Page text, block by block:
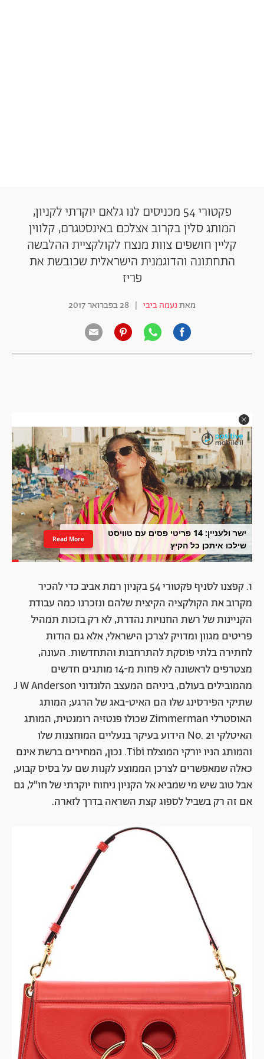
פקטורי 54 מכניסים לנו גלאם יוקרתי לקניון,
המותג סלין בקרוב אצלכם באינסטגרם, קלווין
קליין חושפים צוות מנצח לקולקציית ההלבשה
התחתונה והדוגמנית הישראלית שכובשת את
פריז
מאתנעמה ביבי | 28 בפברואר 2017
ישר ולעניין: 14 פריטי פסים עם טוויסט
שילכו איתכן כל הקיץ
Read More
1. קפצנו לסניף פקטורי 54 בקניון רמת אביב כדי להכיר
מקרוב את הקולקציה הקיצית שלהם ונזכרנו כמה עבודת
הקניינות של רשת החנויות נהדרת, לא רק בזכות תמהיל
פריטים מגוון ומדויק לצרכן הישראלי, אלא גם הודות
לחתירה בלתי פוסקת להתרחבות והתחדשות. העונה,
מצטרפים לראשונה לא פחות מ-14 מותגים חדשים
מהמובילים בעולם, ביניהם המעצב הלונדוני J W Anderson
שתיקי הפירסינג שלו הם האיט-באג של הרגע; המותג
האוסטרלי Zimmerman שכולו פנטזיה רומנטית, המותג
האיטלקי No. 21 הידוע בעיקר בנעליים המוחצנות שלו
והמותג הניו יורקי המוצלח Tibi. נכון, המחירים ברשת אינם
כאלה שמאפשרים לצרכן הממוצע לקנות שם על בסיס קבוע,
אבל טוב שיש מי שמביא אל הקניון ניחוח יוקרתי של חו"ל, גם
אם זה רק בשביל לספוג קצת השראה בדרך לזארה.